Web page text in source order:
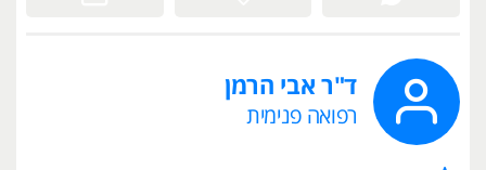
ד"ר אבי הרמן
רפואה פנימית